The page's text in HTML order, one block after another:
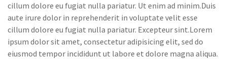
cillum dolore eu fugiat nulla pariatur. Ut enim ad minim.Duis
aute irure dolor in reprehenderit in voluptate velit esse
cillum dolore eu fugiat nulla pariatur. Excepteur sint.Lorem
ipsum dolor sit amet, consectetur adipisicing elit, sed do
eiusmod tempor incididunt ut labore et dolore magna aliqua.